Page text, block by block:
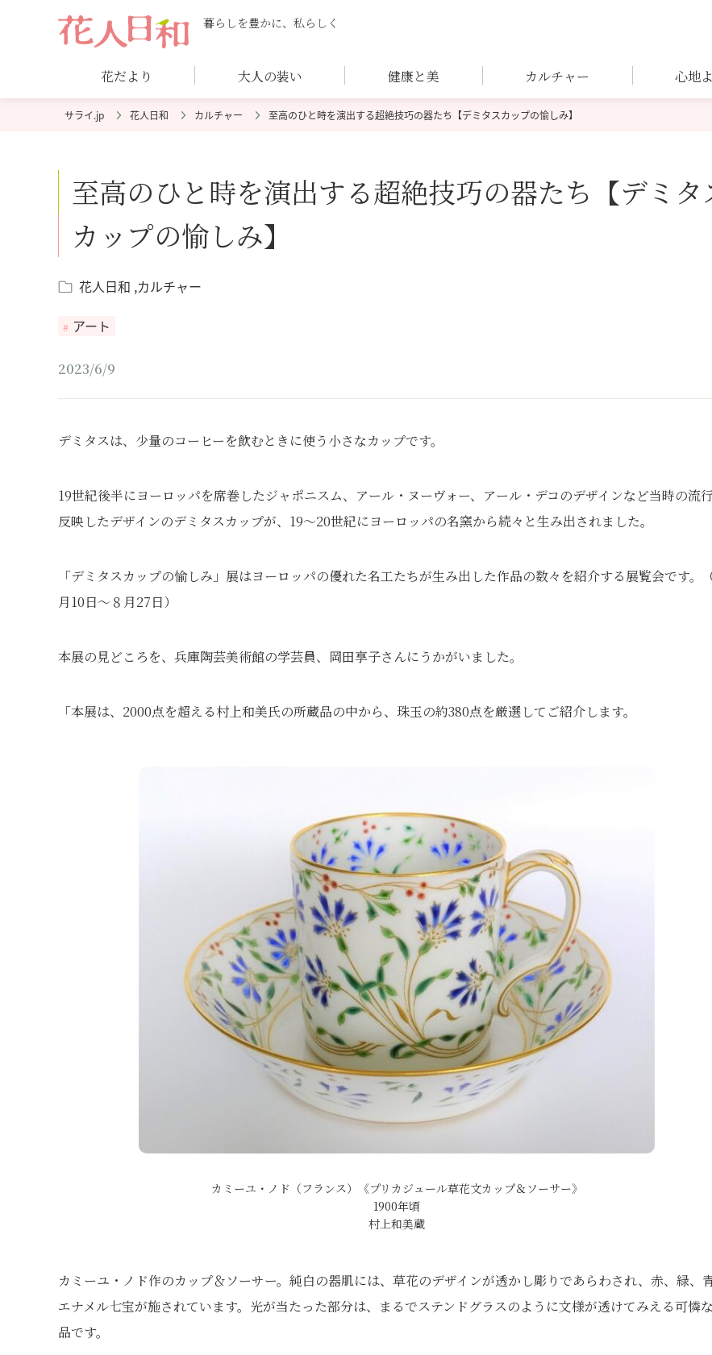
暮らしを豊かに、私らしく
花だより 大人の装い 健康と美 カルチャー 心地
花人日和 カルチャー 至高のひと時を演出する超絶技巧の器たち【デミタスカップの愉しみ】
至高のひと時を演出する超絶技巧の器たち【デミタ
カップの愉しみ】
花人日和 カルチャー
アート
2023/6/9
デミタスは、少量のコーヒーを飲むときに使う小さなカップです。
19世紀後半にヨーロッパを席巻したジャポニスム、アール・ヌーヴォー、アール・デコのデザインなど当時の流
反映したデザインのデミタスカップが、19～20世紀にヨーロッパの名窯から続々と生み出されました。
「デミタスカップの愉しみ」展はヨーロッパの優れた名工たちが生み出した作品の数々を紹介する展覧会です。
月10日～８月27日）
本展の見どころを、兵庫陶芸美術館の学芸員、岡田享子さんにうかがいました。
「本展は、2000点を超える村上和美氏の所蔵品の中から、珠玉の約380点を厳選してご紹介します。
カミーユ・ノド（フランス）《プリカジュール草花文カップ＆ソーサー》
1900年頃
村上和美蔵
カミーユ・ノド作のカップ＆ソーサー。純白の器肌には、草花のデザインが透かし彫りであらわされ、赤、緑、
エナメル七宝が施されています。光が当たった部分は、まるでステンドグラスのように文様が透けてみえる可憐
品です。